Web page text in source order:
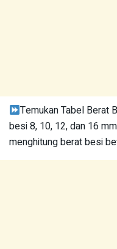
Temukan Tabel Berat
besi 8, 10, 12, dan 16
menghitung berat besi